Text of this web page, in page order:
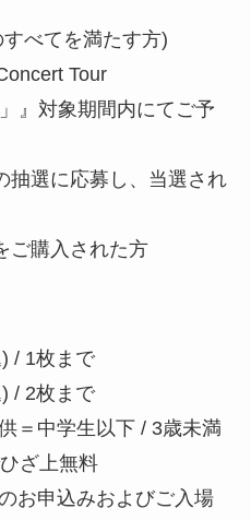
べてを満たす方)
Tour
』対象期間内にてご予
選に応募し、当選され
ご購入された方
/ 1枚まで
/ 2枚まで
＝中学生以下 / 3歳未満
ざ上無料
お申込みおよびご入場